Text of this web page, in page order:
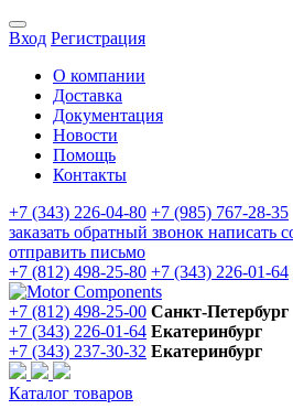
Вход Регистрация
О компании
Доставка
Документация
Новости
Помощь
Контакты
+7 (343) 226-04-80 +7 (985) 767-28-35
заказать обратный звонок написать
отправить письмо
+7 (812) 498-25-80 +7 (343) 226-01-64
+7 (812) 498-25-00 Санкт-Петербург
+7 (343) 226-01-64 Екатеринбург
+7 (343) 237-30-32 Екатеринбург
Каталог товаров